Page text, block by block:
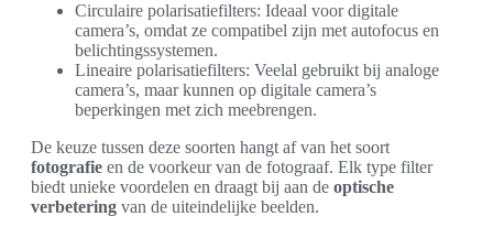
Circulaire polarisatiefilters: Ideaal voor digitale
camera’s, omdat ze compatibel zijn met autofocus en
belichtingssystemen.
Lineaire polarisatiefilters: Veelal gebruikt bij analoge
camera’s, maar kunnen op digitale camera’s
beperkingen met zich meebrengen.
De keuze tussen deze soorten hangt af van het soort
fotografie en de voorkeur van de fotograaf. Elk type filter
biedt unieke voordelen en draagt bij aan de optische
verbetering van de uiteindelijke beelden.